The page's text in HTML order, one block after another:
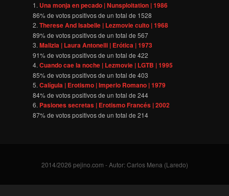
Una monja en pecado | Nunsploitation | 1986
86% de votos positivos de un total de 1528
Therese And Isabelle | Lezmovie culto | 1968
89% de votos positivos de un total de567
Malizia | Laura Antonelli | Erótica | 1973
91% de votos positivos de un total de422
Cuando cae la noche | Lezmovie | LGTB | 1995
85% de votos positivos de un total de403
Calígula | Erotismo | Imperio Romano | 1979
84% de votos positivos de un total de244
Pasiones secretas | Erotismo Francés | 2002
87% de votos positivos de un total de214
2014/2026 pejino.com - Autor: Carlos Mena (Laredo)